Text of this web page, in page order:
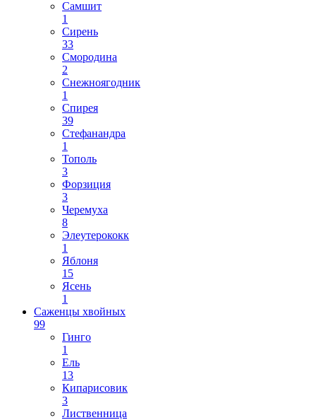
Самшит
1
Сирень
33
Смородина
2
Снежноягодник
1
Спирея
39
Стефанандра
1
Тополь
3
Форзиция
3
Черемуха
8
Элеутерококк
1
Яблоня
15
Ясень
1
Саженцы хвойных
99
Гинго
1
Ель
13
Кипарисовик
3
Лиственница